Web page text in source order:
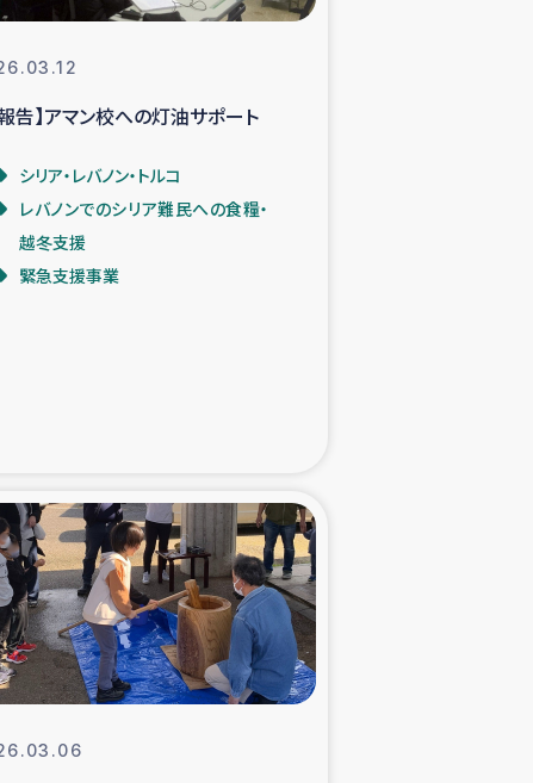
地震 緊急支援
緊急支援
ローブ植林活動
隊の活動
興支援
支援事業
支援と農家生産支援
報告】アマン校への灯油サポート
シリア・レバノン・トルコ
レバノンでのシリア難民への食糧・
越冬支援
緊急支援事業